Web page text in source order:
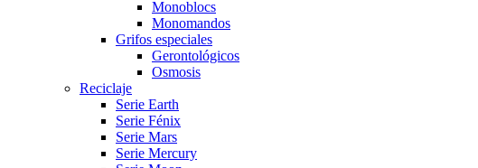
Monoblocs
Monomandos
Grifos especiales
Gerontológicos
Osmosis
Reciclaje
Serie Earth
Serie Fénix
Serie Mars
Serie Mercury